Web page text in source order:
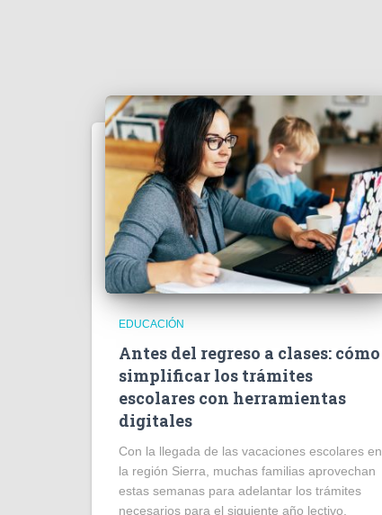
EDUCACIÓN
Antes del regreso a clases: cómo
simplificar los trámites
escolares con herramientas
digitales
Con la llegada de las vacaciones escolares en
la región Sierra, muchas familias aprovechan
estas semanas para adelantar los trámites
necesarios para el siguiente año lectivo.